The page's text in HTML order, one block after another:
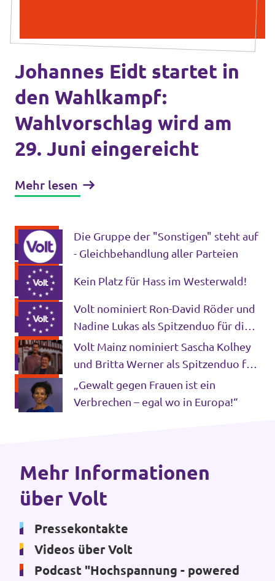
Volt Deutschland Merchandise Shop
Mache bei uns mit!
Deine Spende für Volt!
Jobs bei Volt RLP
Videos & Reels
Unterstütze Volt
Transparenz
Datenschutz
Impressum
Kontakt
Johannes Eidt startet in
den Wahlkampf:
Wahlvorschlag wird am
29. Juni eingereicht
Mehr lesen
Die Gruppe der "Sonstigen" steht auf
- Gleichbehandlung aller Parteien
Kein Platz für Hass im Westerwald!
Volt nominiert Ron-David Röder und
Nadine Lukas als Spitzenduo für die
Kreistagswahl Mainz-Bingen 2024
Volt Mainz nominiert Sascha Kolhey
und Britta Werner als Spitzenduo für
die Stadtratswahl
„Gewalt gegen Frauen ist ein
Verbrechen – egal wo in Europa!“
Mehr Informationen
über Volt
Pressekontakte
Videos über Volt
Podcast "Hochspannung - powered